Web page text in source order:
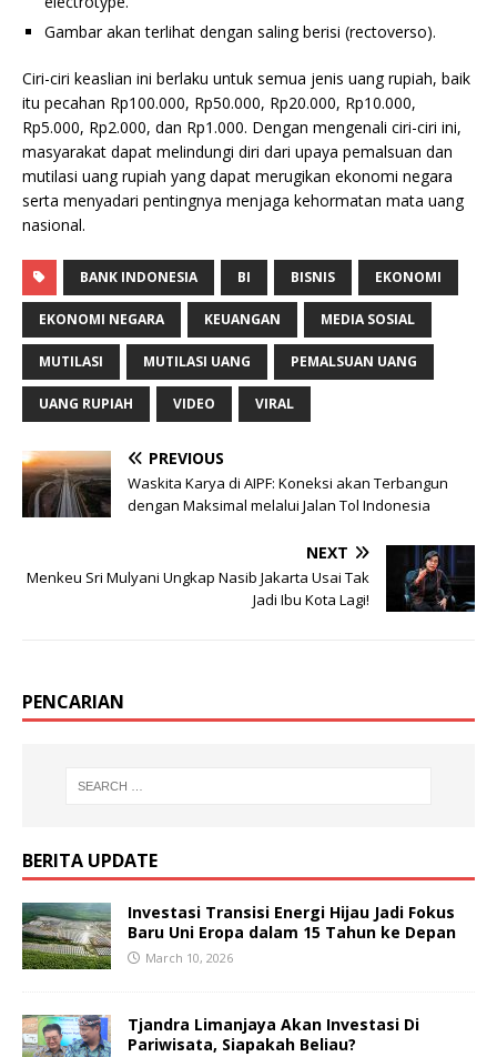
Gambar akan terlihat dengan saling berisi (rectoverso).
Ciri-ciri keaslian ini berlaku untuk semua jenis uang rupiah, baik
itu pecahan Rp100.000, Rp50.000, Rp20.000, Rp10.000,
Rp5.000, Rp2.000, dan Rp1.000. Dengan mengenali ciri-ciri ini,
masyarakat dapat melindungi diri dari upaya pemalsuan dan
mutilasi uang rupiah yang dapat merugikan ekonomi negara
serta menyadari pentingnya menjaga kehormatan mata uang
nasional.
BANK INDONESIA BI BISNIS EKONOMI
EKONOMI NEGARA KEUANGAN MEDIA SOSIAL
MUTILASI MUTILASI UANG PEMALSUAN UANG
UANG RUPIAH VIDEO VIRAL
PREVIOUS
Waskita Karya di AIPF: Koneksi akan Terbangun
dengan Maksimal melalui Jalan Tol Indonesia
NEXT
Menkeu Sri Mulyani Ungkap Nasib Jakarta Usai Tak
Jadi Ibu Kota Lagi!
PENCARIAN
BERITA UPDATE
Investasi Transisi Energi Hijau Jadi Fokus
Baru Uni Eropa dalam 15 Tahun ke Depan
March 10, 2026
Tjandra Limanjaya Akan Investasi Di
Pariwisata, Siapakah Beliau?